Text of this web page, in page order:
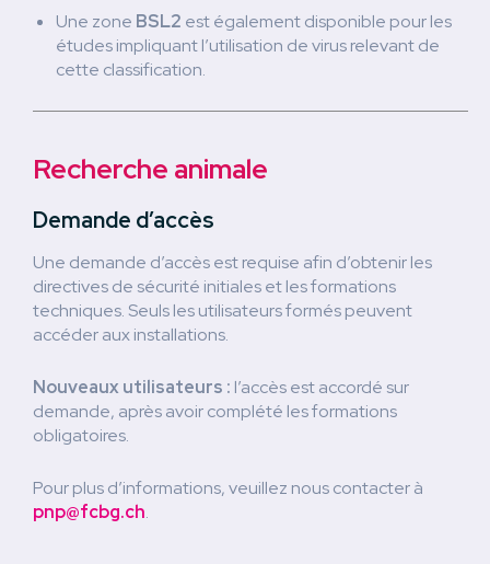
Une zone BSL2 est également disponible pour les
études impliquant l’utilisation de virus relevant de
cette classification.
Recherche animale
Demande d’accès
Une demande d’accès est requise afin d’obtenir les
directives de sécurité initiales et les formations
techniques. Seuls les utilisateurs formés peuvent
accéder aux installations.
Nouveaux utilisateurs : l’accès est accordé sur
demande, après avoir complété les formations
obligatoires.
Pour plus d’informations, veuillez nous contacter à
pnp@fcbg.ch.